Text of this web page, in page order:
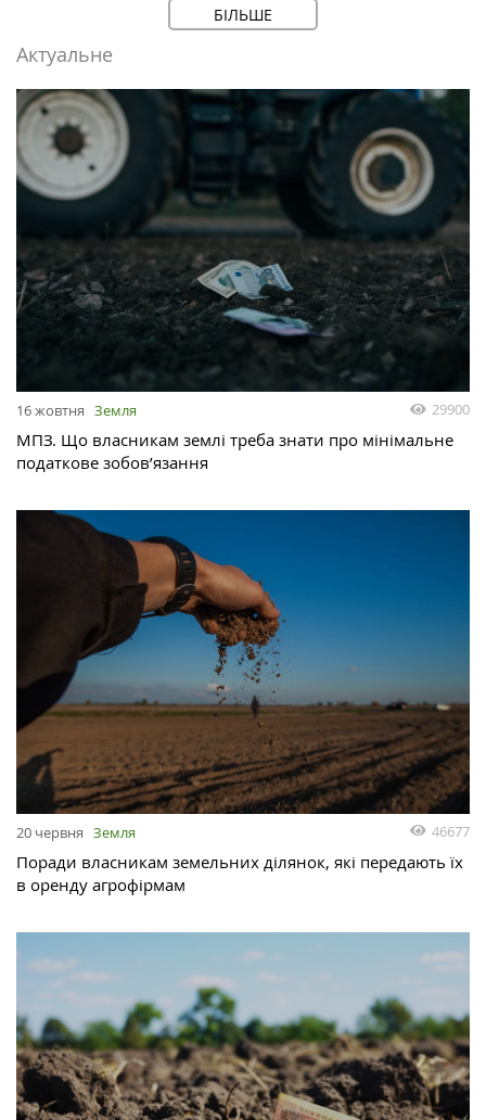
БІЛЬШЕ
Актуальне
16 жовтня Земля 29900
МПЗ. Що власникам землі треба знати про мінімальне
податкове зобов’язання
20 червня Земля 46677
Поради власникам земельних ділянок, які передають їх
в оренду агрофірмам